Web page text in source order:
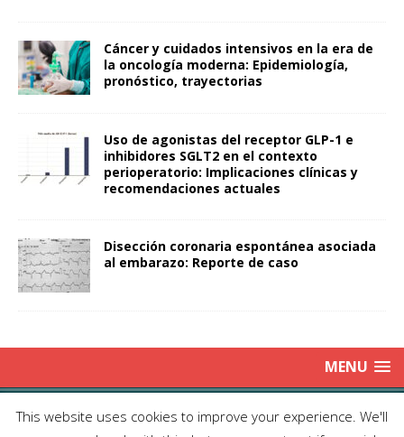
Cáncer y cuidados intensivos en la era de
la oncología moderna: Epidemiología,
pronóstico, trayectorias
Uso de agonistas del receptor GLP-1 e
inhibidores SGLT2 en el contexto
perioperatorio: Implicaciones clínicas y
recomendaciones actuales
Disección coronaria espontánea asociada
al embarazo: Reporte de caso
MENU
Copyright © 2025 | Publicación Oficial de la Sociedad de Médicos
This website uses cookies to improve your experience. We'll